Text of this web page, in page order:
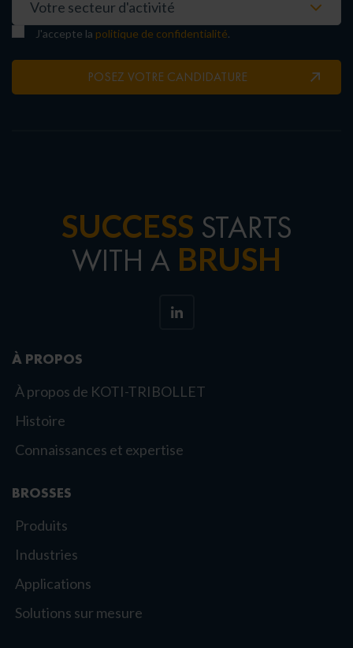
J'accepte la politique de confidentialité.
POSEZ VOTRE CANDIDATURE
SUCCESS STARTS
WITH A BRUSH
À PROPOS
À propos de KOTI-TRIBOLLET
Histoire
Connaissances et expertise
BROSSES
Produits
Industries
Applications
Solutions sur mesure